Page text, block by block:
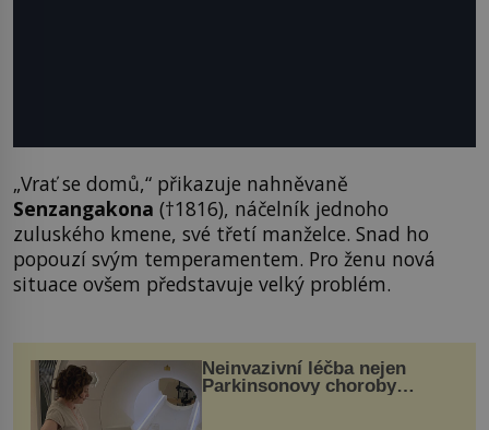
„Vrať se domů,“ přikazuje nahněvaně
Senzangakona (†1816), náčelník jednoho
zuluského kmene, své třetí manželce. Snad ho
popouzí svým temperamentem. Pro ženu nová
situace ovšem představuje velký problém.
Neinvazivní léčba nejen
Parkinsonovy choroby